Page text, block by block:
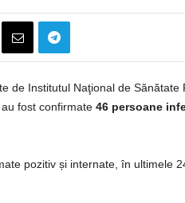
de Institutul Naţional de Sănătate
fost confirmate 46 persoane
pozitiv și internate, în ultimele